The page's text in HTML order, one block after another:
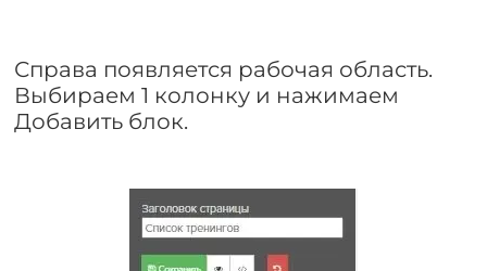
Справа появляется рабочая область.
Выбираем 1 колонку и нажимаем
Добавить блок.